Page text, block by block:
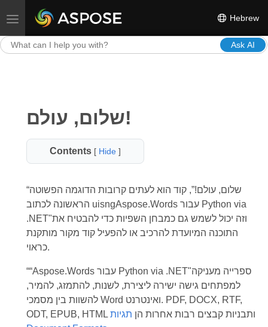
Toggle navigation Hebrew
Ask AI
שלום, עולם!
Contents [ Hide]
“שלום, עולם!”, קוד הוא לעתים קרובות הדוגמה הפשוטה
הראשונה לכתוב uisngAspose.Words עבור Python via
.NET"וזה יכול לשמש גם כמבחן השפיות כדי להבטיח את
התוכנה המיועדת להרכיב או להפעיל קוד מקור מותקנת
כראוי.
““Aspose.Words עבור Python via .NET"ספרייה מעניקה
למפתחים גישה ישירה ליצירת, לשנות, להתמזג, להמיר,
להשוות בין מסמכי Word ואינטרנט. PDF, DOCX, RTF,
ODT, EPUB, HTML ותבניות קבצים רבות אחרות הן תגיות